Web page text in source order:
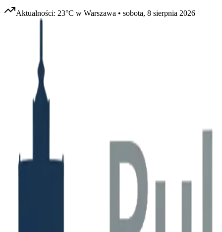
Aktualności: 23°C w Warszawa • sobota, 8 sierpnia 2026